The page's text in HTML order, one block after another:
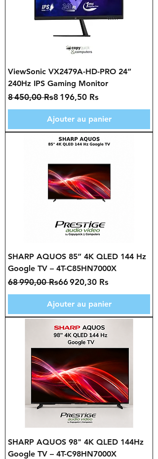
ViewSonic VX2479A-HD-PRO 24”
240Hz IPS Gaming Monitor
Prix original
8 450,00 Rs
Prix promotionnel
8 196,50 Rs
Ajouter au panier
SHARP AQUOS 85” 4K QLED 144 Hz
Google TV – 4T-C85HN7000X
Prix original
68 990,00 Rs
Prix promotionnel66 920,30 Rs
Ajouter au panier
SHARP AQUOS 98" 4K QLED 144Hz
Google TV – 4T-C98HN7000X